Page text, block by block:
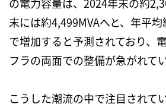
末には約4,499MVAへと、年平均
で増加すると予測されており、
フラの両面での整備が急がれてい
こうした潮流の中で注目されて